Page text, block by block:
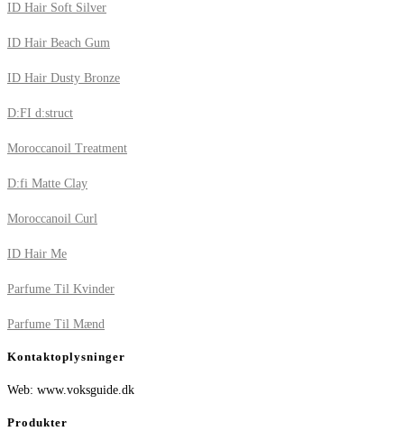
ID Hair Soft Silver
ID Hair Beach Gum
ID Hair Dusty Bronze
D:FI d:struct
Moroccanoil Treatment
D:fi Matte Clay
Moroccanoil Curl
ID Hair Me
Parfume Til Kvinder
Parfume Til Mænd
Kontaktoplysninger
Web: www.voksguide.dk
Produkter